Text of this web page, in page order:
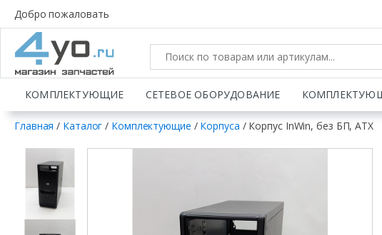
Добро пожаловать
КОМПЛЕКТУЮЩИЕ СЕТЕВОЕ ОБОРУДОВАНИЕ
Главная / Каталог / Комплектующие / Корпуса / Корпус InWin, без БП, ATX